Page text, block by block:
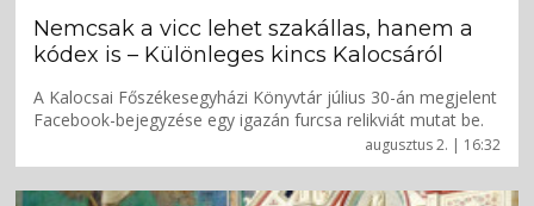
augusztus 2. | 16:32
Nemcsak a vicc lehet szakállas, hanem a
kódex is – Különleges kincs Kalocsáról
A Kalocsai Főszékesegyházi Könyvtár július 30-án megjelent
Facebook-bejegyzése egy igazán furcsa relikviát mutat be.